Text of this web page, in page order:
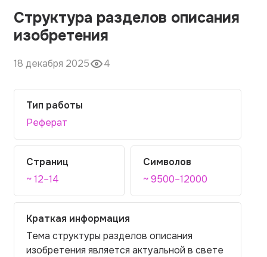
О компании
Наши гарантии
Порядок оплаты
Вопросы и ответы
Отзывы
Контакты
Структура разделов описания
изобретения
18 декабря 2025 4
Тип работы
Реферат
Страниц
~ 12–14
Символов
~ 9500–12000
Краткая информация
Тема структуры разделов описания
изобретения является актуальной в свете